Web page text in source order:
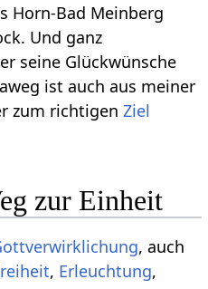
Horn-Bad Meinberg
Und ganz
seine Glückwünsche
ist auch aus meiner
zum richtigenZiel
zur Einheit
, auch
, Erleuchtung,